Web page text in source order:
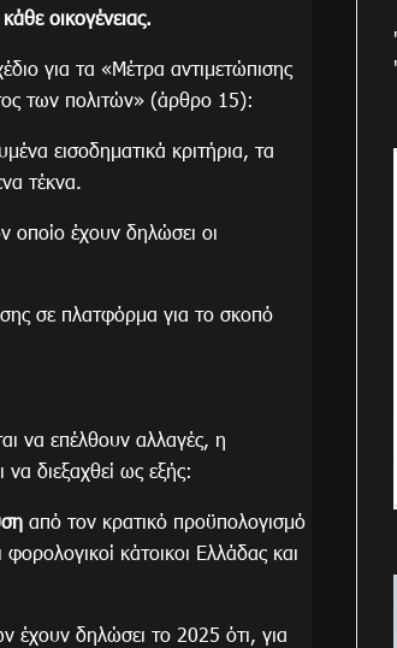
οικογένειας.
για τα «Mέτρα αντιμετώπισης
των πολιτών» (άρθρο 15):
εισοδηματικά κριτήρια, τα
τέκνα.
οποίο έχουν δηλώσει οι
σε πλατφόρμα για το σκοπό
να επέλθουν αλλαγές, η
διεξαχθεί ως εξής:
από τον κρατικό προϋπολογισμό
φορολογικοί κάτοικοι Ελλάδας και
έχουν δηλώσει το 2025 ότι, για